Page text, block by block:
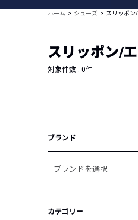
ブランドから探す
新着アイテム
編集部のおすすめアイテム
ホーム シューズ スリッポン
スリッポン/
対象件数 : 0件
ブランド
ブランドを選択
カテゴリー